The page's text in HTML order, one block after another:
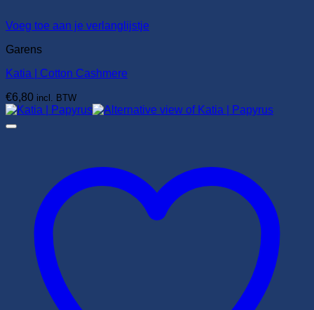
Voeg toe aan je verlanglijstje
Garens
Katia | Cotton Cashmere
€6,80 incl. BTW